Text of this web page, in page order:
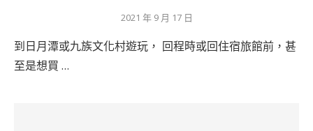
2021 年 9 月 17 日
到日月潭或九族文化村遊玩， 回程時或回住宿旅館前，甚
至是想買 …